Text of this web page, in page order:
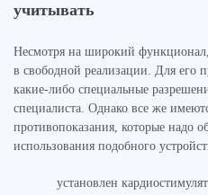
учитывать
Несмотря на широкий
в свободной реализации. Для его
какие-либо специальные
специалиста. Однако все же
противопоказания, которые надо
использования подобного
установлен